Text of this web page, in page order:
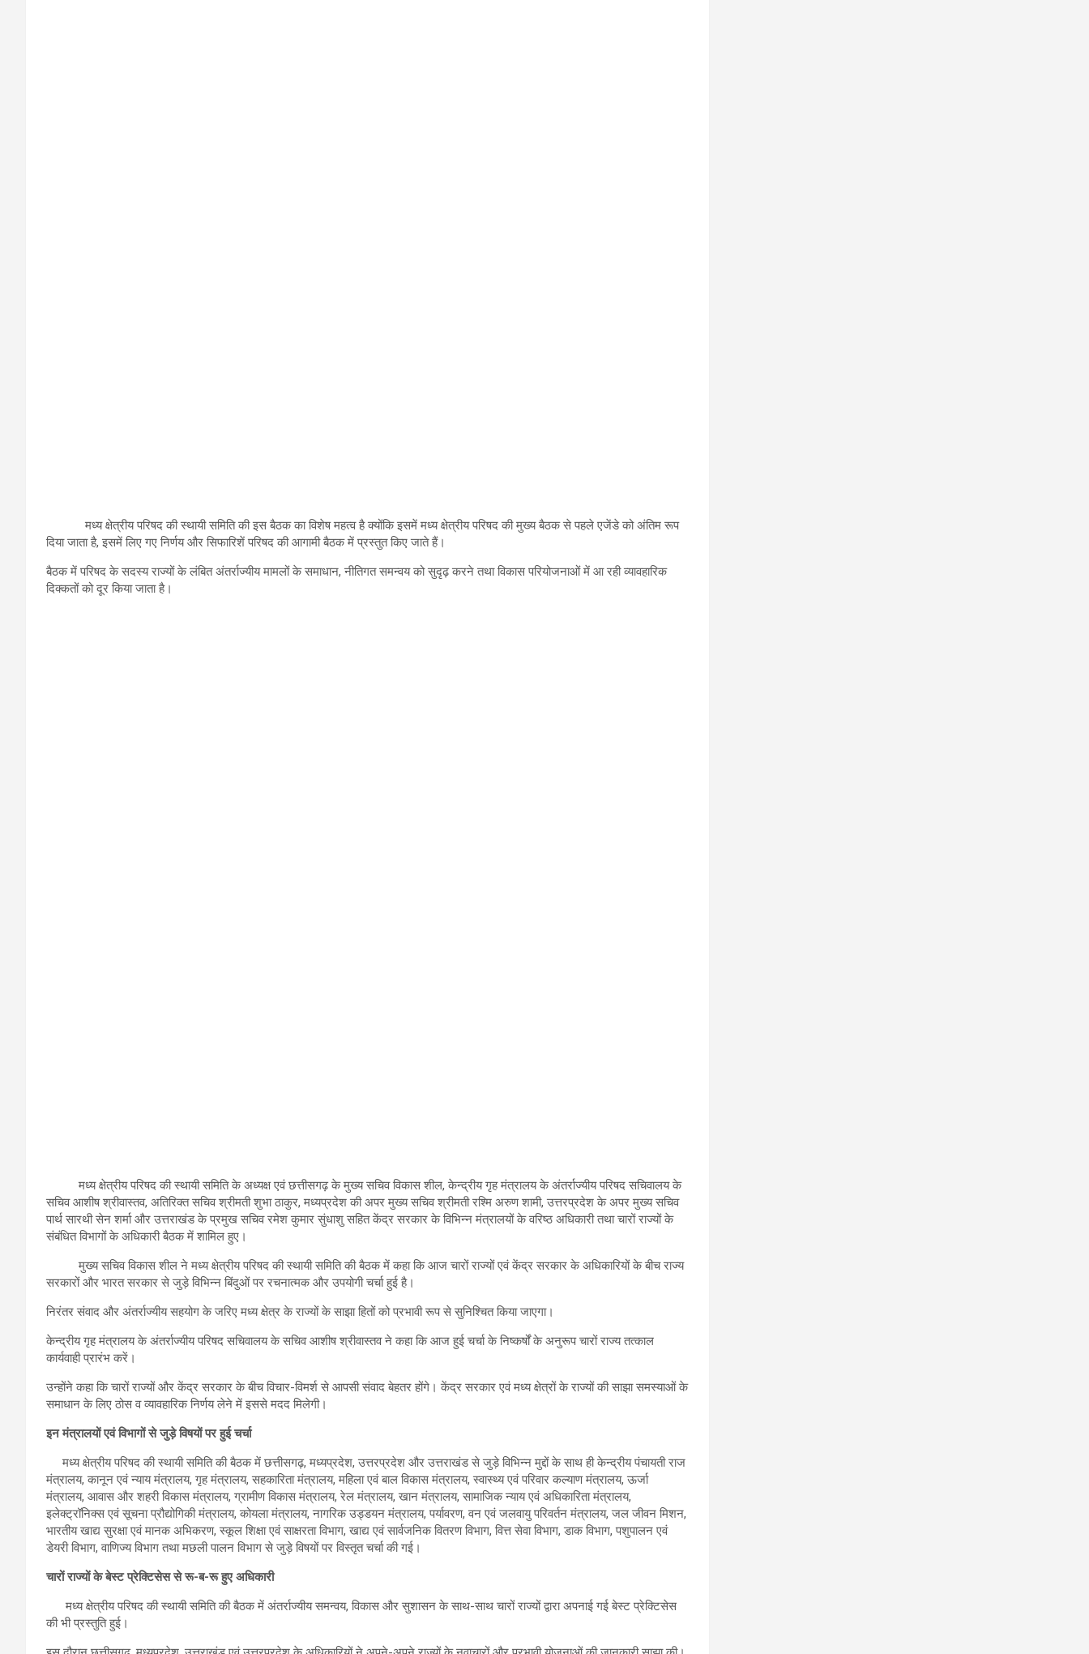
मध्य क्षेत्रीय परिषद की स्थायी समिति की इस बैठक का विशेष महत्व है क्योंकि इसमें मध्य क्षेत्रीय परिषद की मुख्य बैठक से पहले एजेंडे को अंतिम रूप
दिया जाता है, इसमें लिए गए निर्णय और सिफारिशें परिषद की आगामी बैठक में प्रस्तुत किए जाते हैं।
बैठक में परिषद के सदस्य राज्यों के लंबित अंतर्राज्यीय मामलों के समाधान, नीतिगत समन्वय को सुदृढ़ करने तथा विकास परियोजनाओं में आ रही व्यावहारिक
दिक्कतों को दूर किया जाता है।
मध्य क्षेत्रीय परिषद की स्थायी समिति के अध्यक्ष एवं छत्तीसगढ़ के मुख्य सचिव विकास शील, केन्द्रीय गृह मंत्रालय के अंतर्राज्यीय परिषद सचिवालय के
सचिव आशीष श्रीवास्तव, अतिरिक्त सचिव श्रीमती शुभा ठाकुर, मध्यप्रदेश की अपर मुख्य सचिव श्रीमती रश्मि अरुण शामी, उत्तरप्रदेश के अपर मुख्य सचिव
पार्थ सारथी सेन शर्मा और उत्तराखंड के प्रमुख सचिव रमेश कुमार सुंधाशु सहित केंद्र सरकार के विभिन्न मंत्रालयों के वरिष्ठ अधिकारी तथा चारों राज्यों के
संबंधित विभागों के अधिकारी बैठक में शामिल हुए।
मुख्य सचिव विकास शील ने मध्य क्षेत्रीय परिषद की स्थायी समिति की बैठक में कहा कि आज चारों राज्यों एवं केंद्र सरकार के अधिकारियों के बीच राज्य
सरकारों और भारत सरकार से जुड़े विभिन्न बिंदुओं पर रचनात्मक और उपयोगी चर्चा हुई है।
निरंतर संवाद और अंतर्राज्यीय सहयोग के जरिए मध्य क्षेत्र के राज्यों के साझा हितों को प्रभावी रूप से सुनिश्चित किया जाएगा।
केन्द्रीय गृह मंत्रालय के अंतर्राज्यीय परिषद सचिवालय के सचिव आशीष श्रीवास्तव ने कहा कि आज हुई चर्चा के निष्कर्षों के अनुरूप चारों राज्य तत्काल
कार्यवाही प्रारंभ करें।
उन्होंने कहा कि चारों राज्यों और केंद्र सरकार के बीच विचार-विमर्श से आपसी संवाद बेहतर होंगे। केंद्र सरकार एवं मध्य क्षेत्रों के राज्यों की साझा समस्याओं के
समाधान के लिए ठोस व व्यावहारिक निर्णय लेने में इससे मदद मिलेगी।
इन मंत्रालयों एवं विभागों से जुड़े विषयों पर हुई चर्चा
मध्य क्षेत्रीय परिषद की स्थायी समिति की बैठक में छत्तीसगढ़, मध्यप्रदेश, उत्तरप्रदेश और उत्तराखंड से जुड़े विभिन्न मुद्दों के साथ ही केन्द्रीय पंचायती राज
मंत्रालय, कानून एवं न्याय मंत्रालय, गृह मंत्रालय, सहकारिता मंत्रालय, महिला एवं बाल विकास मंत्रालय, स्वास्थ्य एवं परिवार कल्याण मंत्रालय, ऊर्जा
मंत्रालय, आवास और शहरी विकास मंत्रालय, ग्रामीण विकास मंत्रालय, रेल मंत्रालय, खान मंत्रालय, सामाजिक न्याय एवं अधिकारिता मंत्रालय,
इलेक्ट्रॉनिक्स एवं सूचना प्रौद्योगिकी मंत्रालय, कोयला मंत्रालय, नागरिक उड्डयन मंत्रालय, पर्यावरण, वन एवं जलवायु परिवर्तन मंत्रालय, जल जीवन मिशन,
भारतीय खाद्य सुरक्षा एवं मानक अभिकरण, स्कूल शिक्षा एवं साक्षरता विभाग, खाद्य एवं सार्वजनिक वितरण विभाग, वित्त सेवा विभाग, डाक विभाग, पशुपालन एवं
डेयरी विभाग, वाणिज्य विभाग तथा मछली पालन विभाग से जुड़े विषयों पर विस्तृत चर्चा की गई।
चारों राज्यों के बेस्ट प्रेक्टिसेस से रू-ब-रू हुए अधिकारी
मध्य क्षेत्रीय परिषद की स्थायी समिति की बैठक में अंतर्राज्यीय समन्वय, विकास और सुशासन के साथ-साथ चारों राज्यों द्वारा अपनाई गई बेस्ट प्रेक्टिसेस
की भी प्रस्तुति हुई।